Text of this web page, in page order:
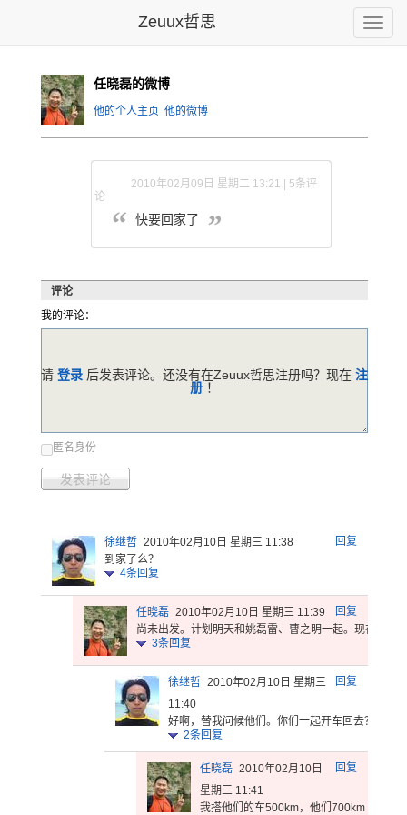
Toggle
Zeuux哲思
任晓磊的微博
他的个人主页 他的微博
2010年02月09日 星期二 13:21 | 5条评
论
快要回家了
评论
我的评论：
匿名身份
发表评论
请 登录 后发表评论。还没有在Zeuux哲思注册吗？现在 注
册 ！
回复
徐继哲 2010年02月10日 星期三 11:38
到家了么？
4条回复
回复
任晓磊 2010年02月10日 星期三 11:39
尚未出发。 计划明天和姚磊雷、曹之明一起。 现在在密
3条回复
回复
徐继哲 2010年02月10日 星期三
11:40
好啊，替我问候他们。 你们一起开车回去？一
2条回复
回复
任晓磊 2010年02月10日
星期三 11:41
我搭他们的车500km，他们700km